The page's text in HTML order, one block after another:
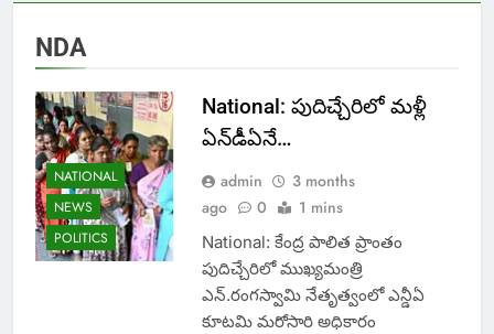
NDA
NATIONAL
NEWS
POLITICS
National: పుదిచ్చేరిలో మ‌ళ్లీ
ఏన్‌డీఏనే…
admin
3 months
ago
0 1 mins
National: కేంద్ర పాలిత ప్రాంతం
పుదిచ్చేరిలో ముఖ్యమంత్రి
ఎన్.రంగస్వామి నేతృత్వంలో ఎన్డీఏ
కూటమి మరోసారి అధికారం